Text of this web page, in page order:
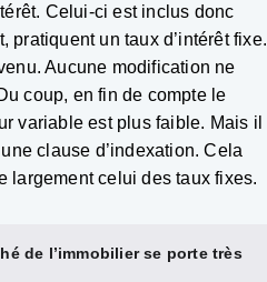
Celui-ci est inclus donc
un taux d’intérêt fixe.
Aucune modification ne
coup, en fin de compte le
variable est plus faible. Mais il
clause d’indexation. Cela
largement celui des taux fixes.
de l’immobilier se porte très